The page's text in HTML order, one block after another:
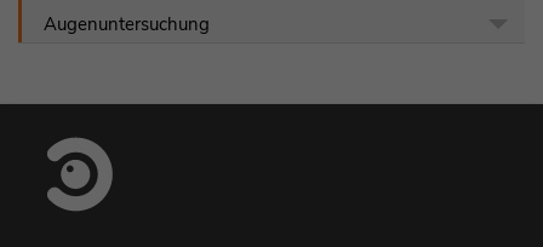
Augenuntersuchung